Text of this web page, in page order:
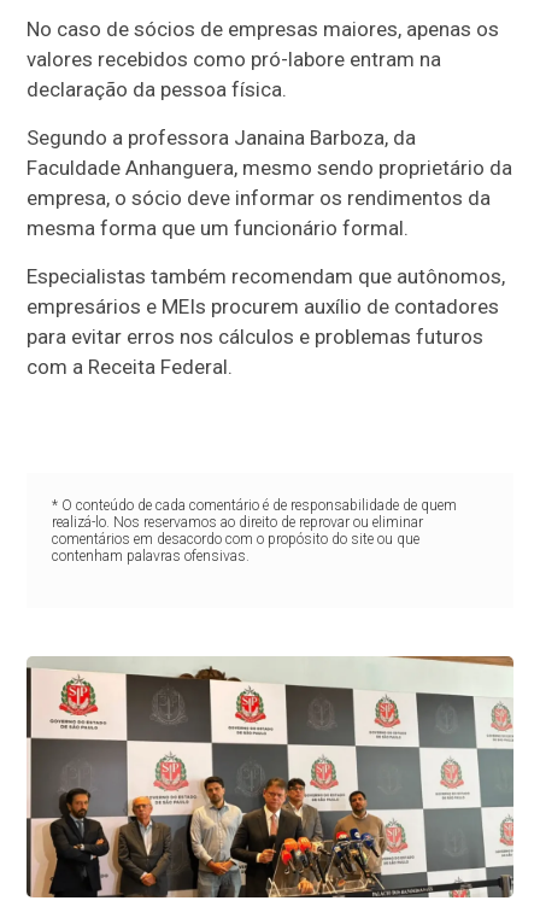
No caso de sócios de empresas maiores, apenas os
valores recebidos como pró-labore entram na
declaração da pessoa física.
Segundo a professora Janaina Barboza, da
Faculdade Anhanguera, mesmo sendo proprietário da
empresa, o sócio deve informar os rendimentos da
mesma forma que um funcionário formal.
Especialistas também recomendam que autônomos,
empresários e MEIs procurem auxílio de contadores
para evitar erros nos cálculos e problemas futuros
com a Receita Federal.
* O conteúdo de cada comentário é de responsabilidade de quem
realizá-lo. Nos reservamos ao direito de reprovar ou eliminar
comentários em desacordo com o propósito do site ou que
contenham palavras ofensivas.